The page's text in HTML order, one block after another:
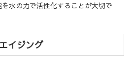
水の力で活性化することが大切で
イジング